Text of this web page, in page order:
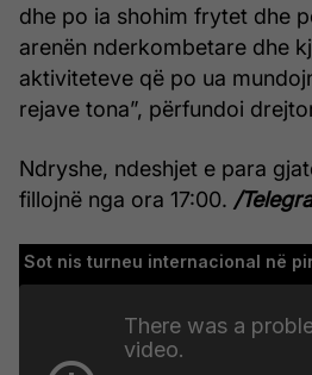
dhe po ia shohim frytet dhe
arenën nderkombetare dhe
aktiviteteve që po ua
rejave tona”, përfundoi
Ndryshe, ndeshjet e para
fillojnë nga ora 17:00. /